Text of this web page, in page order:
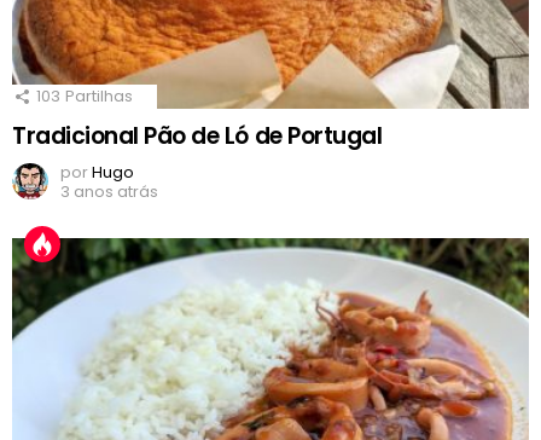
103 Partilhas
Tradicional Pão de Ló de Portugal
porHugo
3 anos atrás